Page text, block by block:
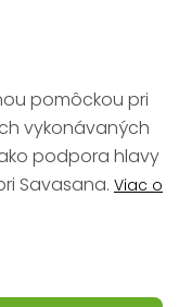
pomôckou pri
vykonávaných
podpora hlavy
Savasana. Viac o